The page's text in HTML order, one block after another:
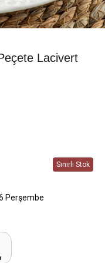
Lacivert
Perşembe